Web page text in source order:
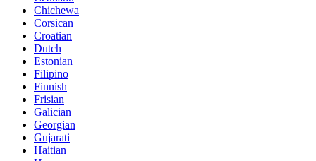
Chichewa
Corsican
Croatian
Dutch
Estonian
Filipino
Finnish
Frisian
Galician
Georgian
Gujarati
Haitian